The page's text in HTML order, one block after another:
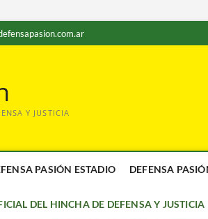
Y JUSTICIA
PASIÓN ESTADIO DEFENSA
DEL HINCHA DE DEFENSA Y JUSTICIA